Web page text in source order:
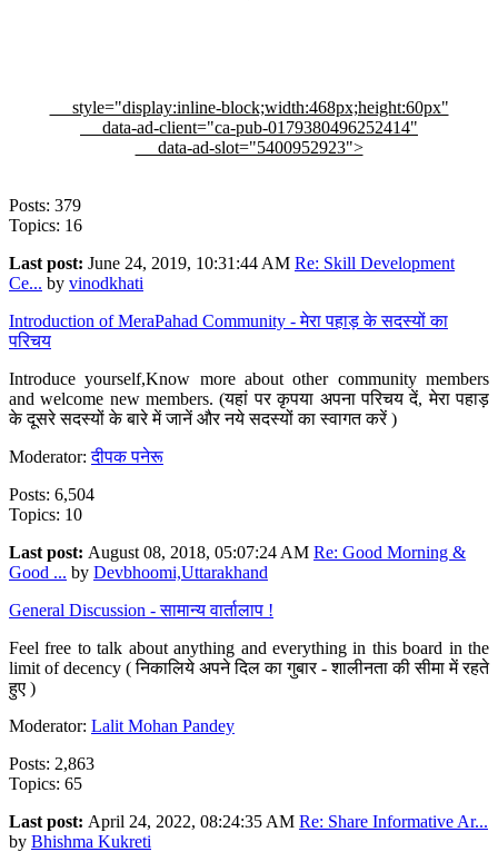
style="display:inline-block;width:468px;height:60px"
data-ad-client="ca-pub-0179380496252414"
data-ad-slot="5400952923">
Posts: 379
Topics: 16
Last post: June 24, 2019, 10:31:44 AM Re: Skill Development
Ce... by vinodkhati
Introduction of MeraPahad Community - मेरा पहाड़ के सदस्यों का
परिचय
Introduce yourself,Know more about other community members
and welcome new members. (यहां पर कृपया अपना परिचय दें, मेरा पहाड़
के दूसरे सदस्यों के बारे में जानें और नये सदस्यों का स्वागत करें )
Moderator:दीपक पनेरू
Posts: 6,504
Topics: 10
Last post: August 08, 2018, 05:07:24 AM Re: Good Morning &
Good ... by Devbhoomi,Uttarakhand
General Discussion - सामान्य वार्तालाप !
Feel free to talk about anything and everything in this board in the
limit of decency ( निकालिये अपने दिल का गुबार - शालीनता की सीमा में रहते
हुए )
Moderator: Lalit Mohan Pandey
Posts: 2,863
Topics: 65
Last post: April 24, 2022, 08:24:35 AM Re: Share Informative Ar...
by Bhishma Kukreti